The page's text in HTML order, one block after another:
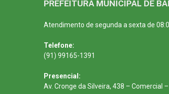
PREFEITURA MUNICIPAL DE
Atendimento de segunda a sexta de
Telefone:
(91) 99165-1391
Presencial:
Av. Cronge da Silveira, 438 – Comercial